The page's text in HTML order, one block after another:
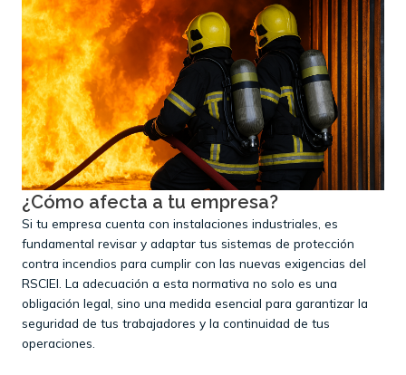
¿Cómo afecta a tu empresa?
Si tu empresa cuenta con instalaciones industriales, es
fundamental revisar y adaptar tus sistemas de protección
contra incendios para cumplir con las nuevas exigencias del
RSCIEI. La adecuación a esta normativa no solo es una
obligación legal, sino una medida esencial para garantizar la
seguridad de tus trabajadores y la continuidad de tus
operaciones.​